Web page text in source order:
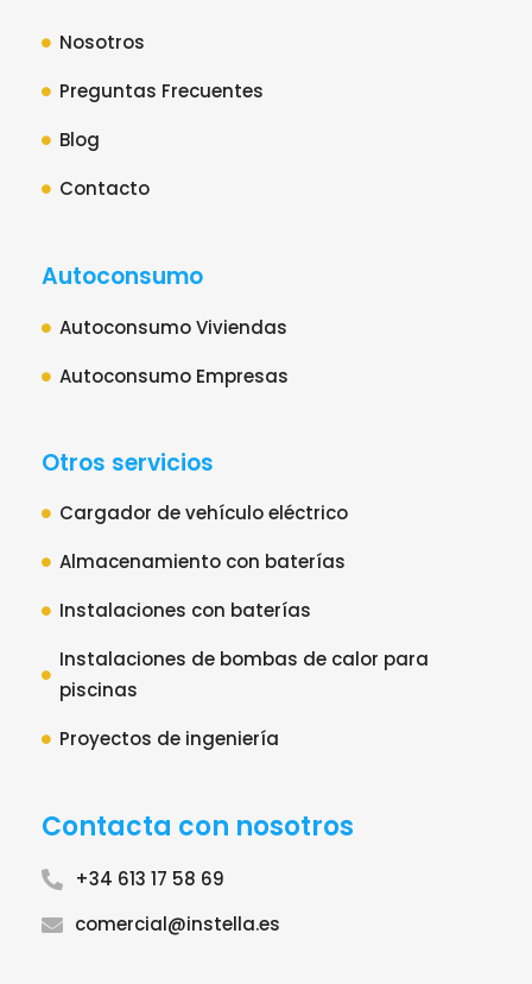
Nosotros
Preguntas Frecuentes
Blog
Contacto
Autoconsumo
Autoconsumo Viviendas
Autoconsumo Empresas
Otros servicios
Cargador de vehículo eléctrico
Almacenamiento con baterías
Instalaciones con baterías
Instalaciones de bombas de calor para
piscinas
Proyectos de ingeniería
Contacta con nosotros
+34 613 17 58 69
comercial@instella.es